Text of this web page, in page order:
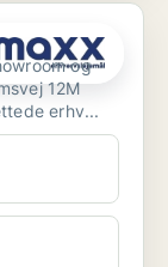
og
erhv...